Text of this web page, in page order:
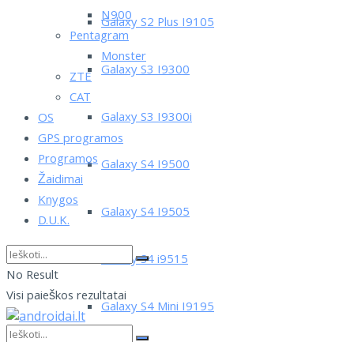
Galaxy S2 Plus I9105
Galaxy S3 I9300
Galaxy S3 I9300i
Galaxy S4 I9500
Galaxy S4 I9505
Galaxy S4 i9515
Galaxy S4 Mini I9195
N900
Pentagram
Monster
ZTE
CAT
OS
GPS programos
Programos
Žaidimai
Knygos
D.U.K.
No Result
Visi paieškos rezultatai